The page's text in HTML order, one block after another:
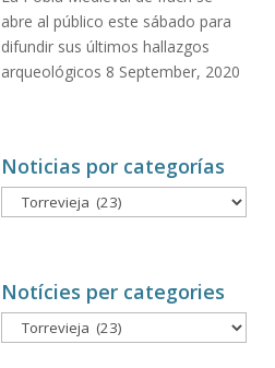
abre al público este sábado para
difundir sus últimos hallazgos
arqueológicos 8 September, 2020
Noticias por categorías
Noticias
por
Notícies per categories
Notícies
per